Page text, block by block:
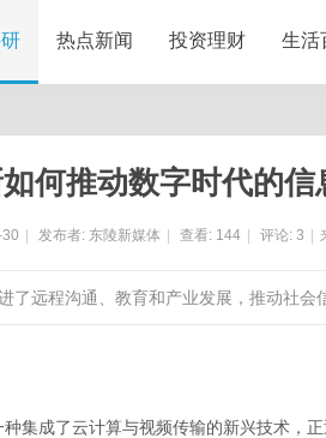
热点新闻 投资理财 生活
何推动数字时代的
发布者: 东陵新媒体 查看: 144 评论: 3
了远程沟通、教育和产业发展，推动社会
集成了云计算与视频传输的新兴技术，